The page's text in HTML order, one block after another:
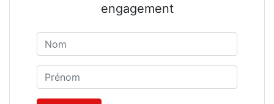
engagement
Prénom